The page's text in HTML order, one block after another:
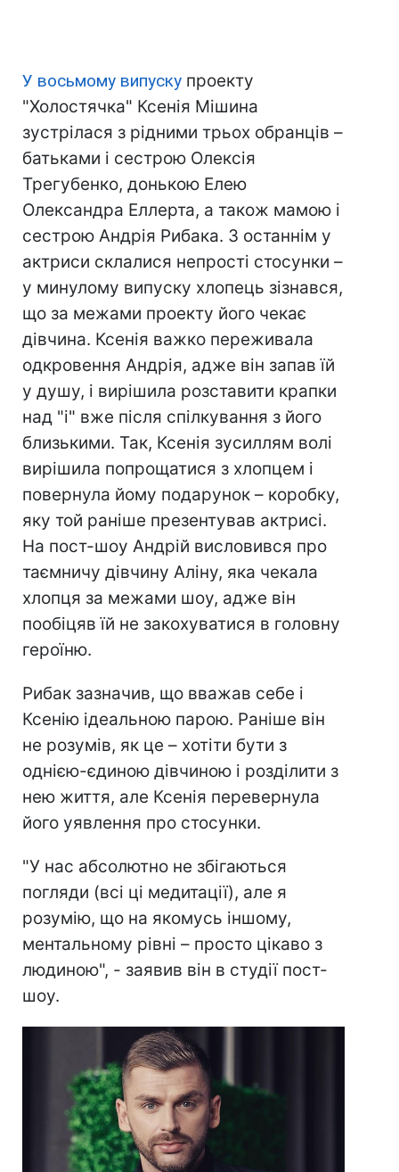
У восьмому випуску проекту
"Холостячка" Ксенія Мішина
зустрілася з рідними трьох обранців –
батьками і сестрою Олексія
Трегубенко, донькою Елею
Олександра Еллерта, а також мамою і
сестрою Андрія Рибака. З останнім у
актриси склалися непрості стосунки –
у минулому випуску хлопець зізнався,
що за межами проекту його чекає
дівчина. Ксенія важко переживала
одкровення Андрія, адже він запав їй
у душу, і вирішила розставити крапки
над "і" вже після спілкування з його
близькими. Так, Ксенія зусиллям волі
вирішила попрощатися з хлопцем і
повернула йому подарунок – коробку,
яку той раніше презентував актрисі.
На пост-шоу Андрій висловився про
таємничу дівчину Аліну, яка чекала
хлопця за межами шоу, адже він
пообіцяв їй не закохуватися в головну
героїню.
Рибак зазначив, що вважав себе і
Ксенію ідеальною парою. Раніше він
не розумів, як це – хотіти бути з
однією-єдиною дівчиною і розділити з
нею життя, але Ксенія перевернула
його уявлення про стосунки.
"У нас абсолютно не збігаються
погляди (всі ці медитації), але я
розумію, що на якомусь іншому,
ментальному рівні – просто цікаво з
людиною", - заявив він в студії пост-
шоу.